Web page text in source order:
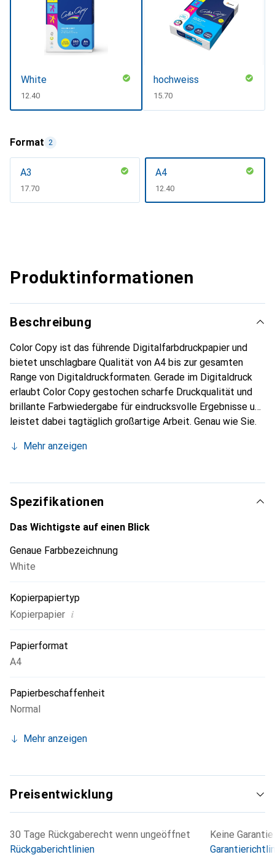
White
CHF
12.40
hochweiss
CHF
15.70
Format 2
A3
CHF
17.70
A4
CHF
12.40
Produktinformationen
Beschreibung
Color Copy ist das führende Digitalfarbdruckpapier und
bietet unschlagbare Qualität von A4 bis zur gesamten
Range von Digitaldruckformaten. Gerade im Digitaldruck
erlaubt Color Copy gestochen scharfe Druckqualität und
brillante Farbwiedergabe für eindrucksvolle Ergebnisse und
leistet dabei tagtäglich großartige Arbeit. Genau wie Sie.
Mehr anzeigen
Spezifikationen
Das Wichtigste auf einen Blick
Genaue Farbbezeichnung
White
Kopierpapiertyp
Kopierpapier i
Papierformat
A4
Papierbeschaffenheit
Normal
Mehr anzeigen
Preisentwicklung
30 Tage Rückgaberecht wenn ungeöffnet
Rückgaberichtlinien
Keine Garantie